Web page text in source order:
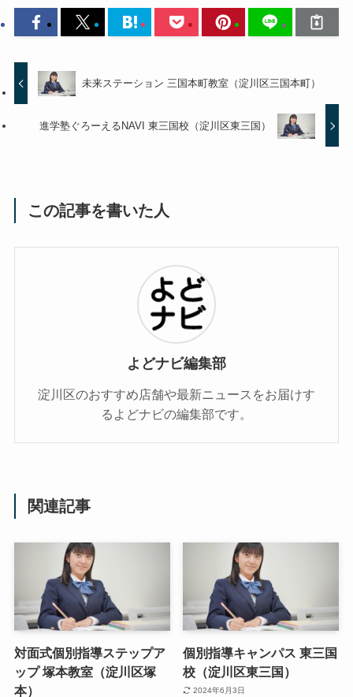
未来ステーション 三国本町教室（淀川区三国本町）
進学塾ぐろーえるNAVI 東三国校（淀川区東三国）
この記事を書いた人
よどナビ編集部
淀川区のおすすめ店舗や最新ニュースをお届けす
るよどナビの編集部です。
関連記事
対面式個別指導ステップア
ップ 塚本教室（淀川区塚
本）
個別指導キャンパス 東三国
校（淀川区東三国）
2024年6月3日